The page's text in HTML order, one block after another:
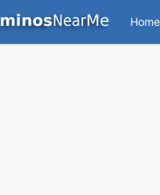
Home